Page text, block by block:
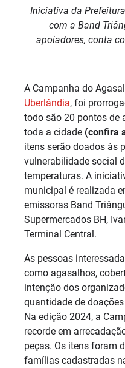
Iniciativa da
com a Band
apoiadores, conta
A Campanha do
Uberlândia, foi
todo são 20 pontos de
toda a cidade (confira
itens serão doados às
vulnerabilidade social
temperaturas. A
municipal é realizada
emissoras Band
Supermercados BH,
Terminal Central.
As pessoas
como agasalhos,
intenção dos
quantidade de
Na edição 2024, a
recorde em
peças. Os itens foram
famílias cadastradas